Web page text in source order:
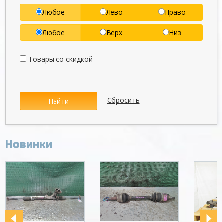
Любое Лево Право
Любое Верх Низ
Товары со скидкой
Найти Сбросить
Новинки